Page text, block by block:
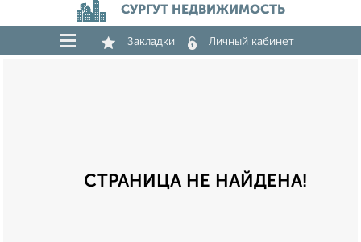
СУРГУТ НЕДВИЖИМОСТЬ
Закладки Личный кабинет
СТРАНИЦА НЕ НАЙДЕНА!